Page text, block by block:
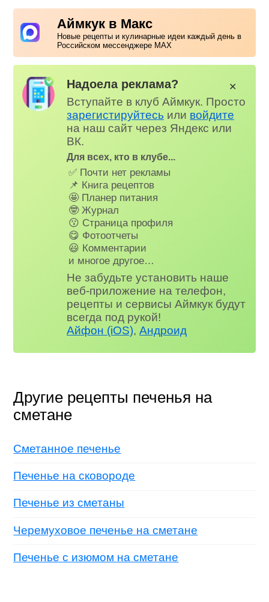
Аймкук в Макс
Новые рецепты и кулинарные идеи каждый день в
Российском мессенджере MAX
Надоела реклама?
Вступайте в клуб Аймкук. Просто
зарегистируйтесь или войдите
на наш сайт через Яндекс или
ВК.
Для всех, кто в клубе...
✅ Почти нет рекламы
📌 Книга рецептов
🤩 Планер питания
🤓 Журнал
😗 Страница профиля
😋 Фотоотчеты
😃 Комментарии
и многое другое…
Не забудьте установить наше
веб-приложение на телефон,
рецепты и сервисы Аймкук будут
всегда под рукой!
Айфон (iOS),Андроид
✕
Другие рецепты печенья на
сметане
Сметанное печенье
Печенье на сковороде
Печенье из сметаны
Черемуховое печенье на сметане
Печенье с изюмом на сметане